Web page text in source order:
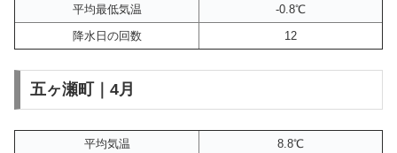
平均最低気温
-0.8℃
降水日の回数
12
五ヶ瀬町｜4月
平均気温 8.8℃